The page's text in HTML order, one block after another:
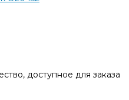
доступное для заказа